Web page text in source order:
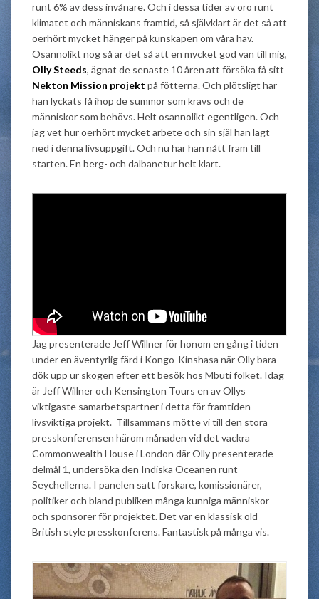
runt 6% av dess invånare. Och i dessa tider av oro runt
klimatet och människans framtid, så självklart är det så att
oerhört mycket hänger på kunskapen om våra hav.
Osannolikt nog så är det så att en mycket god vän till mig,
Olly Steeds, ägnat de senaste 10 åren att försöka få sitt
Nekton Mission projekt på fötterna. Och plötsligt har
han lyckats få ihop de summor som krävs och de
människor som behövs. Helt osannolikt egentligen. Och
jag vet hur oerhört mycket arbete och sin själ han lagt
ned i denna livsuppgift. Och nu har han nått fram till
starten. En berg- och dalbanetur helt klart.
Jag presenterade Jeff Willner för honom en gång i tiden
under en äventyrlig färd i Kongo-Kinshasa när Olly bara
dök upp ur skogen efter ett besök hos Mbuti folket. Idag
är Jeff Willner och Kensington Tours en av Ollys
viktigaste samarbetspartner i detta för framtiden
livsviktiga projekt. Tillsammans mötte vi till den stora
presskonferensen härom månaden vid det vackra
Commonwealth House i London där Olly presenterade
delmål 1, undersöka den Indiska Oceanen runt
Seychellerna. I panelen satt forskare, komissionärer,
politiker och bland publiken många kunniga människor
och sponsorer för projektet. Det var en klassisk old
British style presskonferens. Fantastisk på många vis.